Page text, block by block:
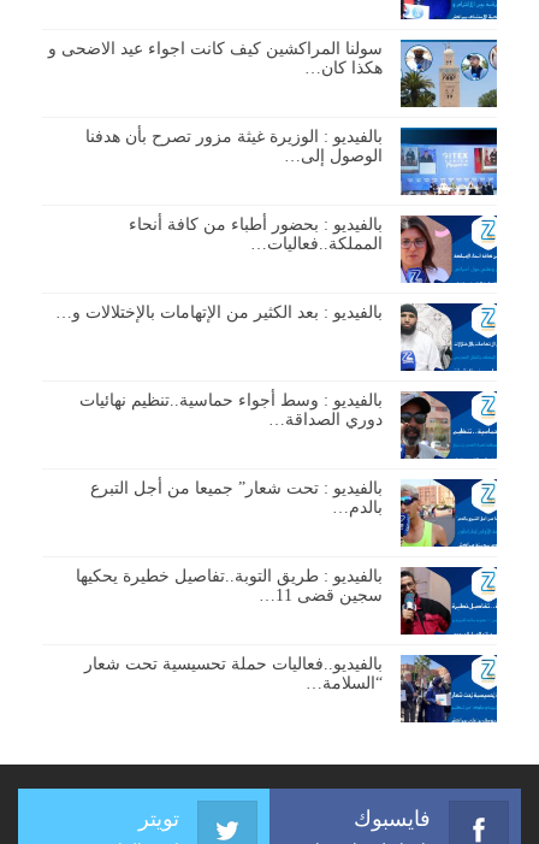
سولنا المراكشين كيف كانت اجواء عيد الاضحى و
هكذا كان…
بالفيديو : الوزيرة غيثة مزور تصرح بأن هدفنا
الوصول إلى…
بالفيديو : بحضور أطباء من كافة أنحاء
المملكة..فعاليات…
بالفيديو : بعد الكثير من الإتهامات بالإختلالات و…
بالفيديو : وسط أجواء حماسية..تنظيم نهائيات
دوري الصداقة…
بالفيديو : تحت شعار” جميعا من أجل التبرع
بالدم…
بالفيديو : طريق التوبة..تفاصيل خطيرة يحكيها
سجين قضى 11…
بالفيديو..فعاليات حملة تحسيسية تحت شعار
“السلامة…
فايسبوك تويتر